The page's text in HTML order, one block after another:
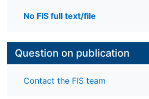
No FIS full text/file
Question on publication
Contact the FIS team